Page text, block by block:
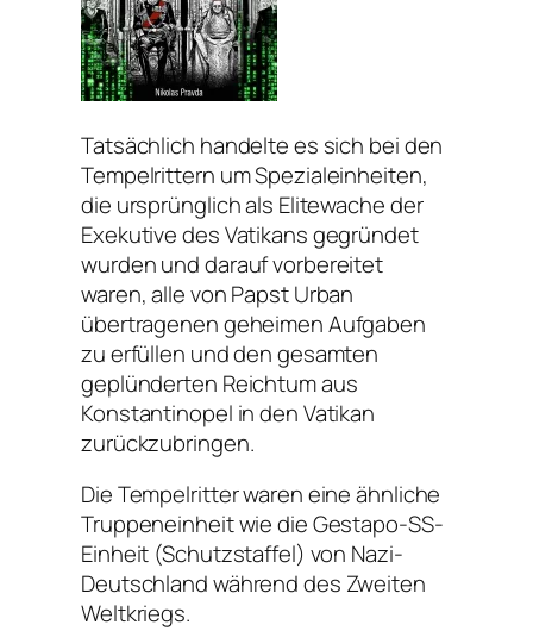
Tatsächlich handelte es sich bei den
Tempelrittern um Spezialeinheiten,
die ursprünglich als Elitewache der
Exekutive des Vatikans gegründet
wurden und darauf vorbereitet
waren, alle von Papst Urban
übertragenen geheimen Aufgaben
zu erfüllen und den gesamten
geplünderten Reichtum aus
Konstantinopel in den Vatikan
zurückzubringen.
Die Tempelritter waren eine ähnliche
Truppeneinheit wie die Gestapo-SS-
Einheit (Schutzstaffel) von Nazi-
Deutschland während des Zweiten
Weltkriegs.